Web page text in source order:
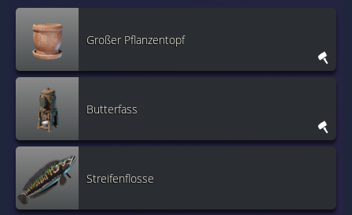
Großer Pflanzentopf
Butterfass
Streifenflosse